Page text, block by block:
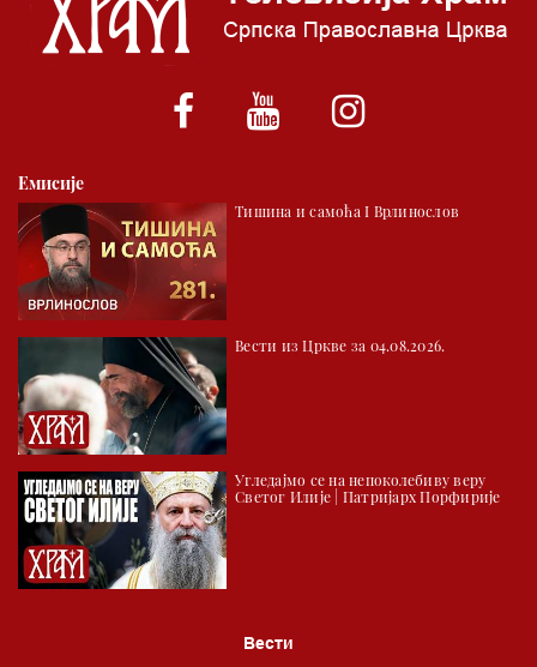
00.03 Црквена предавања и трибине
01.03 Српски јерарси
01.30 Хроника Архиепископије
02.30 Млади у Цркви
03.03 Палета културног наслеђа
04.00 Час историје
05.30 Храм културе
06.00 Црквена предавања и трибине
*најважније вести емитујемо на сваки пун сат
Емисије
Тишина и самоћа I Врлинослов
Вести из Цркве за 04.08.2026.
Угледајмо се на непоколебиву веру
Светог Илије | Патријарх Порфирије
Вести